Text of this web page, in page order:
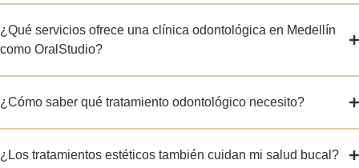
¿Qué servicios ofrece una clínica odontológica en Medellín
como OralStudio?
¿Cómo saber qué tratamiento odontológico necesito?
¿Los tratamientos estéticos también cuidan mi salud bucal?